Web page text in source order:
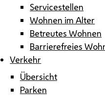
Servicestellen
Wohnen im Alter
Betreutes Wohnen
Barrierefreies
Verkehr
Übersicht
Parken